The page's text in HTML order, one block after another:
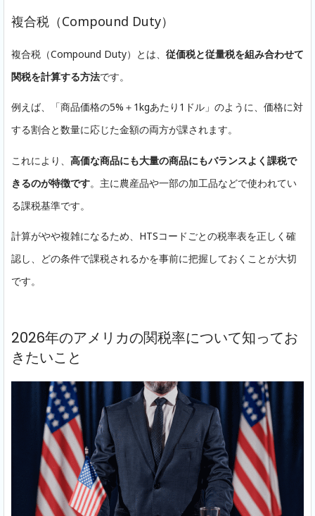
複合税（Compound Duty）
複合税（Compound Duty）とは、 従価税と従量税を組み合わせて
関税を計算する方法です。
例えば、「商品価格の5%＋1kgあたり1ドル」のように、価格に対
する割合と数量に応じた金額の両方が課されます。
これにより、 高価な商品にも大量の商品にもバランスよく課税で
きるのが特徴です。主に農産品や一部の加工品などで使われてい
る課税基準です。
計算がやや複雑になるため、HTSコードごとの税率表を正しく確
認し、どの条件で課税されるかを事前に把握しておくことが大切
です。
2026年のアメリカの関税率について知ってお
きたいこと